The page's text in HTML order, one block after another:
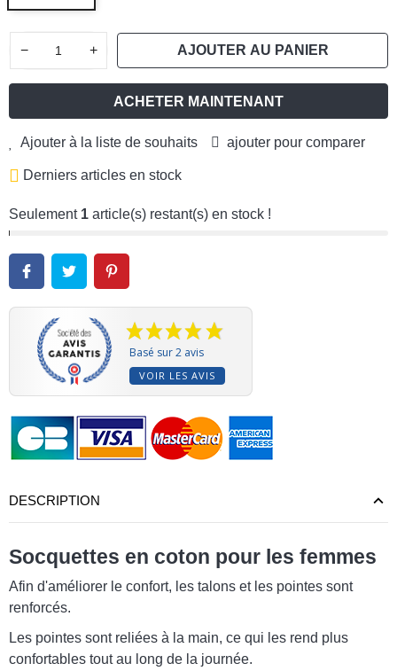
− + AJOUTER AU PANIER
ACHETER MAINTENANT
Ajouter à la liste de souhaits ajouter pour comparer
Derniers articles en stock
Seulement 1 article(s) restant(s) en stock !
Basé sur 2 avis
VOIR LES AVIS
DESCRIPTION
Socquettes en coton pour les femmes
Afin d'améliorer le confort, les talons et les pointes sont
renforcés.
Les pointes sont reliées à la main, ce qui les rend plus
confortables tout au long de la journée.